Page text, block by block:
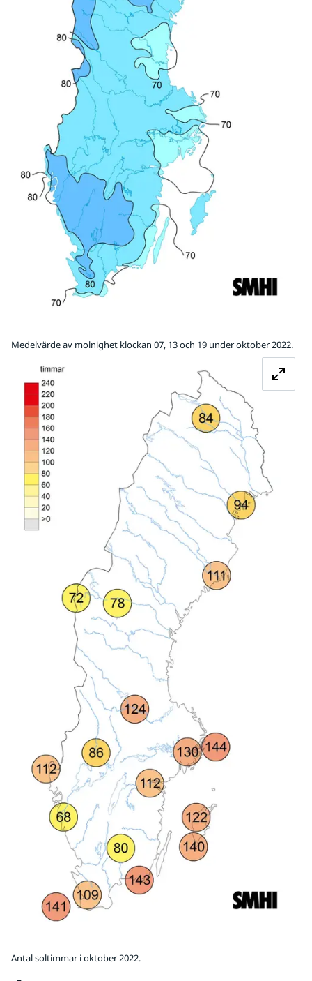
Medelvärde av molnighet klockan 07, 13 och 19 under oktober 2022.
Antal soltimmar i oktober 2022.